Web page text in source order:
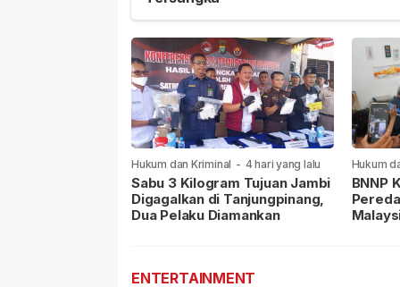
Hukum dan Kriminal - 4 hari yang lalu
Sabu 3 Kilogram Tujuan Jambi
Digagalkan di Tanjungpinang,
Dua Pelaku Diamankan
Hukum
lalu
BNNP
ENTERTAINMENT